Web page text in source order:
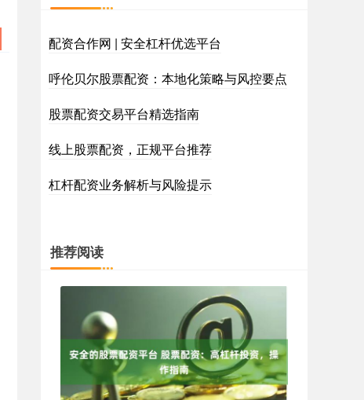
配资合作网 | 安全杠杆优选平台
呼伦贝尔股票配资：本地化策略与风控要点
股票配资交易平台精选指南
线上股票配资，正规平台推荐
杠杆配资业务解析与风险提示
推荐阅读